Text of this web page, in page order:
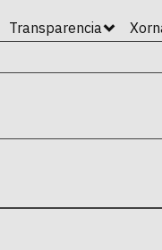
Transparencia